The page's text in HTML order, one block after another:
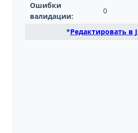
Ошибки
валидации:
0
*Редактировать в